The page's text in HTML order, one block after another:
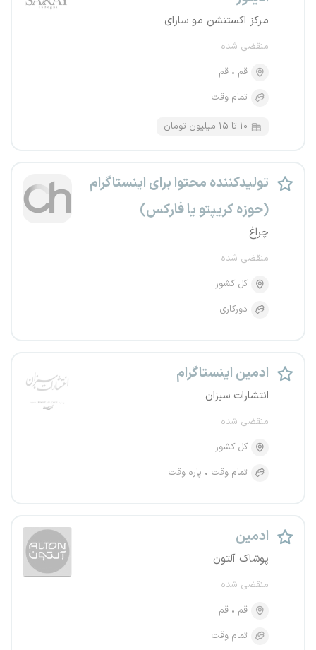
مرکز اکستنشن مو سارای
منقضی شده
قم
قم
تمام وقت
۱۰ تا ۱۵ میلیون تومان
تولیدکننده محتوا برای اینستاگرام
(حوزه کریپتو یا فارکس)
چراغ
منقضی شده
کل کشور
دورکاری
ادمین اینستاگرام
انتشارات سبزان
منقضی شده
کل کشور
تمام وقت
پاره وقت
ادمین
پوشاک آلتون
منقضی شده
قم
قم
تمام وقت